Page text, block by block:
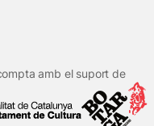
amb el suport de